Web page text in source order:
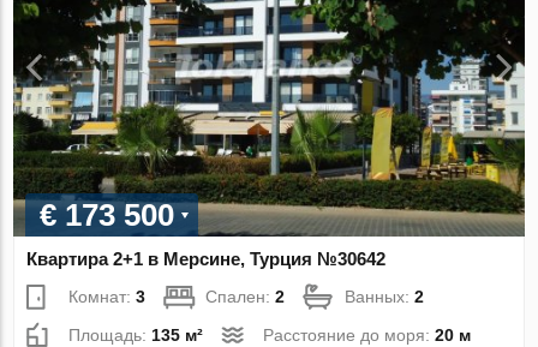
€ 173 500
Квартира 2+1 в Мерсине, Турция №30642
Комнат:3 Спален:2 Ванных:2
Площадь:135 м² Расстояние до моря:20 м